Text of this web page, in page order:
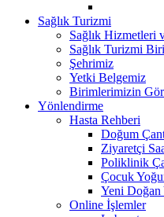
Sağlık Turizmi
Sağlık Hizmetleri
Sağlık Turizmi
Şehrimiz
Yetki Belgemiz
Birimlerimizin
Yönlendirme
Hasta Rehberi
Doğum
Ziyaretçi
Poliklinik
Çocuk
Yeni Doğan
Online İşlemler